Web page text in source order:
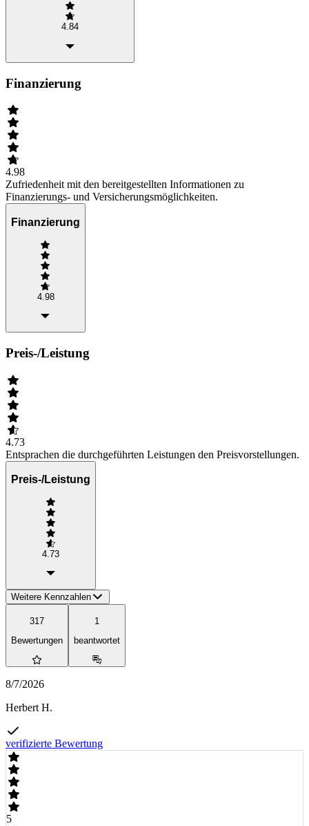
4.84
Finanzierung
4.98
Zufriedenheit mit den bereitgestellten Informationen zu
Finanzierungs- und Versicherungsmöglichkeiten.
Finanzierung
4.98
Preis-/Leistung
4.73
Entsprachen die durchgeführten Leistungen den Preisvorstellungen.
Preis-/Leistung
4.73
Weitere Kennzahlen
317
Bewertungen
1
beantwortet
8/7/2026
Herbert H.
verifizierte Bewertung
5